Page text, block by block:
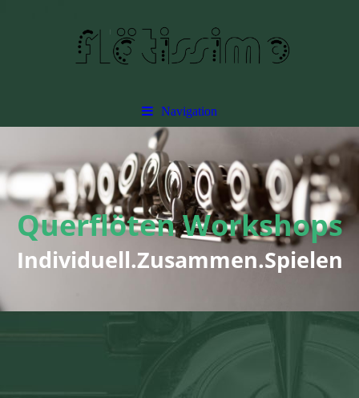
Navigation
Querflöten Workshops
Individuell.Zusammen.Spielen